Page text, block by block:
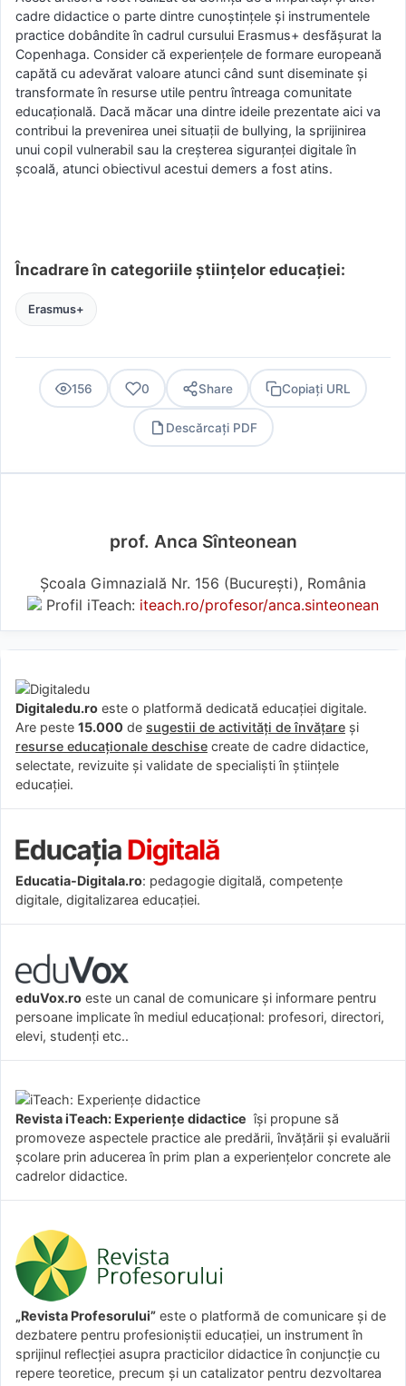
cadre didactice o parte dintre cunoștințele și instrumentele
practice dobândite în cadrul cursului Erasmus+ desfășurat la
Copenhaga. Consider că experiențele de formare europeană
capătă cu adevărat valoare atunci când sunt diseminate și
transformate în resurse utile pentru întreaga comunitate
educațională. Dacă măcar una dintre ideile prezentate aici va
contribui la prevenirea unei situații de bullying, la sprijinirea
unui copil vulnerabil sau la creșterea siguranței digitale în
școală, atunci obiectivul acestui demers a fost atins.
Încadrare în categoriile științelor educației:
Erasmus+
156 0 Share Copiați URL
Descărcați PDF
prof. Anca Sînteonean
Școala Gimnazială Nr. 156 (Bucureşti), România
Profil iTeach: iteach.ro/profesor/anca.sinteonean
Digitaledu.ro este o platformă dedicată educației digitale.
Are peste 15.000 de sugestii de activități de învățare și
resurse educaționale deschise create de cadre didactice,
selectate, revizuite și validate de specialiști în științele
educației.
Educatia-Digitala.ro: pedagogie digitală, competențe
digitale, digitalizarea educației.
eduVox.ro este un canal de comunicare și informare pentru
persoane implicate în mediul educațional: profesori, directori,
elevi, studenți etc..
Revista iTeach: Experienţe didactice îşi propune să
promoveze aspectele practice ale predării, învăţării şi evaluării
şcolare prin aducerea în prim plan a experienţelor concrete ale
cadrelor didactice.
„Revista Profesorului” este o platformă de comunicare și de
dezbatere pentru profesioniștii educației, un instrument în
sprijinul reflecției asupra practicilor didactice în conjuncție cu
repere teoretice, precum și un catalizator pentru dezvoltarea